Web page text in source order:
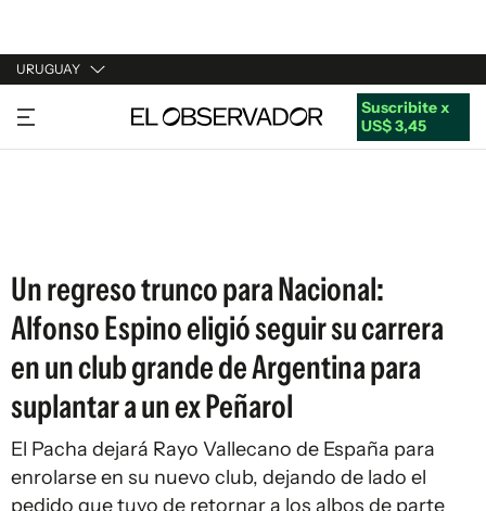
URUGUAY
URUGUAY
ARGENTINA
Suscribite x
US$ 3,45
Un regreso trunco para Nacional:
Alfonso Espino eligió seguir su carrera
en un club grande de Argentina para
suplantar a un ex Peñarol
El Pacha dejará Rayo Vallecano de España para
enrolarse en su nuevo club, dejando de lado el
pedido que tuvo de retornar a los albos de parte